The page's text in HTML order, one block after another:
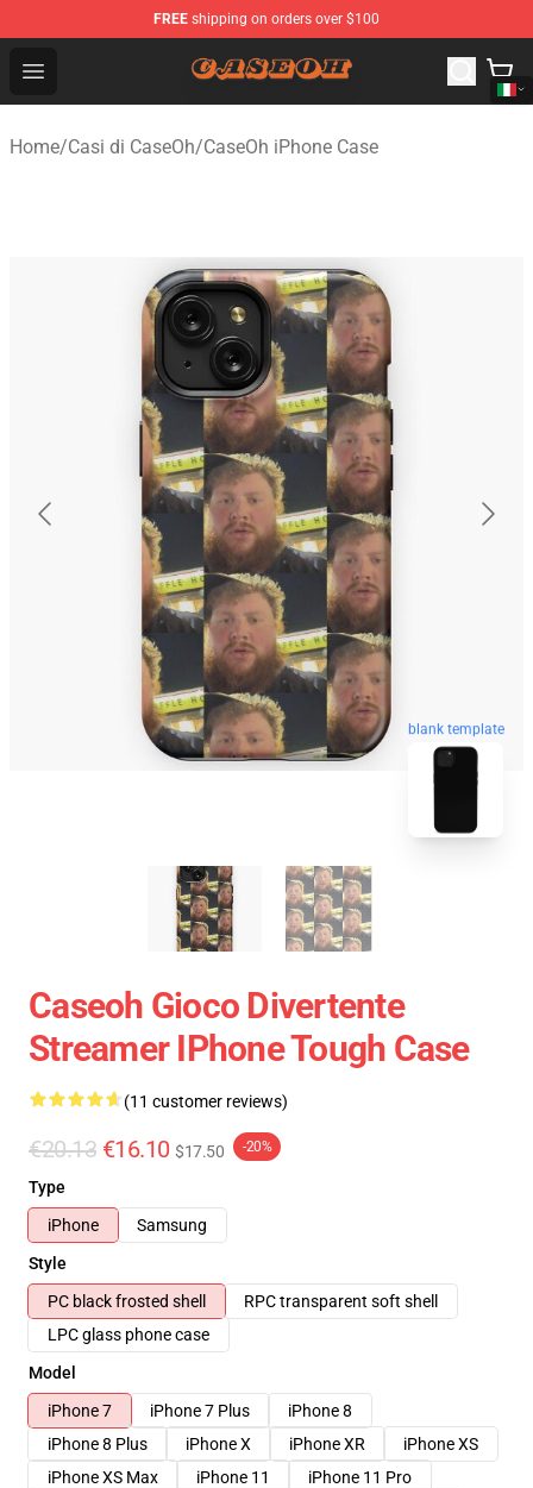
FREE shipping on orders over $100
Open menu
CaseOh Shop - Official CaseOh Merchandise Store
Home/Casi di CaseOh/CaseOh iPhone Case
blank template
Caseoh Gioco Divertente
Streamer IPhone Tough Case
(11 customer reviews)
€20.13 €16.10 $17.50 -20%
Type
iPhone
Samsung
Style
PC black frosted shell
RPC transparent soft shell
LPC glass phone case
Model
iPhone 7
iPhone 7 Plus
iPhone 8
iPhone 8 Plus
iPhone X iPhone XR
iPhone XS
iPhone XS Max
iPhone 11
iPhone 11 Pro